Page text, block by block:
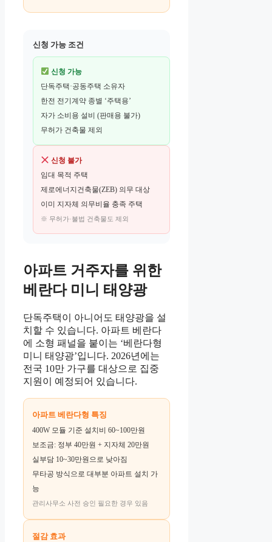
신청 가능 조건
신청 가능
단독주택·공동주택 소유자
한전 전기계약 종별 ‘주택용’
자가 소비용 설비 (판매용 불가)
무허가 건축물 제외
신청 불가
임대 목적 주택
제로에너지건축물(ZEB) 의무 대상
이미 지자체 의무비율 충족 주택
※ 무허가·불법 건축물도 제외
아파트 거주자를 위한
베란다 미니 태양광
단독주택이 아니어도 태양광을 설
치할 수 있습니다. 아파트 베란다
에 소형 패널을 붙이는 ‘베란다형
미니 태양광’입니다. 2026년에는
전국 10만 가구를 대상으로 집중
지원이 예정되어 있습니다.
아파트 베란다형 특징
400W 모듈 기준 설치비 60~100만원
보조금: 정부 40만원 + 지자체 20만원
실부담 10~30만원으로 낮아짐
무타공 방식으로 대부분 아파트 설치 가
능
관리사무소 사전 승인 필요한 경우 있음
절감 효과